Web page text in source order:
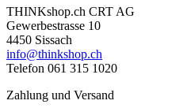
THINKshop.ch CRT AG
Gewerbestrasse 10
4450 Sissach
info@thinkshop.ch
Telefon 061 315 1020
Zahlung und Versand